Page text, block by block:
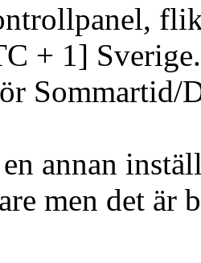
+ 1]
Sommartid/
annan
men det är